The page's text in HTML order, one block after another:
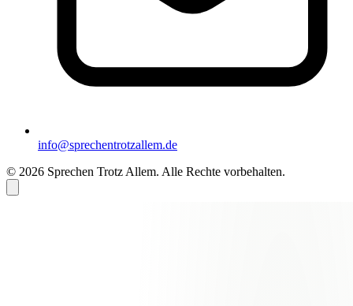
info@sprechentrotzallem.de
© 2026 Sprechen Trotz Allem. Alle Rechte vorbehalten.